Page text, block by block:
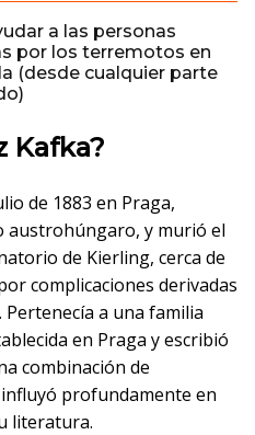
a las personas
por los terremotos en
(desde cualquier parte
Kafka?
de 1883 en Praga,
austrohúngaro, y murió el
de Kierling, cerca de
complicaciones derivadas
a una familia
en Praga y escribió
combinación de
profundamente en
literatura.